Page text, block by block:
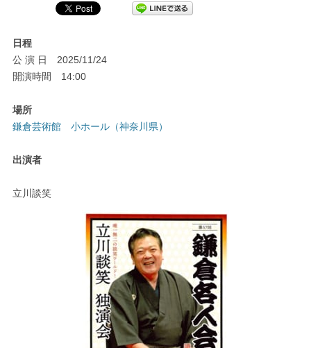
日程
公 演 日 2025/11/24
開演時間 14:00
場所
鎌倉芸術館 小ホール（神奈川県）
出演者
立川談笑